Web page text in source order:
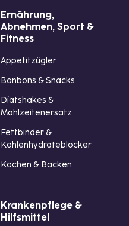
Ernährung,
Abnehmen, Sport &
Fitness
Appetitzügler
Bonbons & Snacks
Diätshakes &
Mahlzeitenersatz
Fettbinder &
Kohlenhydrateblocker
Kochen & Backen
Krankenpflege &
Hilfsmittel